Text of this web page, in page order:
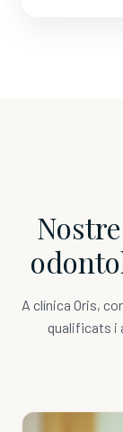
A clínica Oris,
qualificats i